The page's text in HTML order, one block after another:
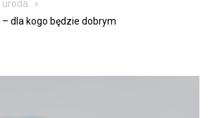
uroda
dla kogo będzie dobrym